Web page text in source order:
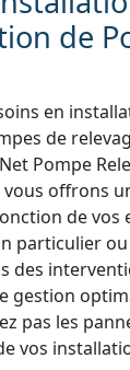
de
en
de
Pompe
offrons
de vos
particulier
des
gestion
pas les
vos